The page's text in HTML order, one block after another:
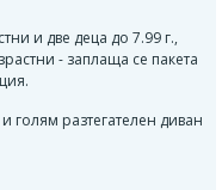
и две деца до 7.99 г.,
- заплаща се пакета
голям разтегателен диван